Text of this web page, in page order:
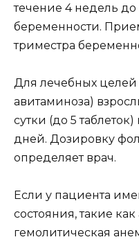
течение 4 недель
беременности.
триместра
Для лечебных целей
авитаминоза)
сутки (до 5
дней. Дозировку
определяет врач.
Если у пациента
состояния, такие
гемолитическая